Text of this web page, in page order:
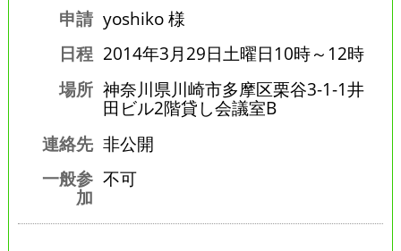
申請 yoshiko 様
日程 2014年3月29日土曜日10時～12時
場所 神奈川県川崎市多摩区栗谷3-1-1井
田ビル2階貸し会議室B
連絡先 非公開
一般参
加
不可